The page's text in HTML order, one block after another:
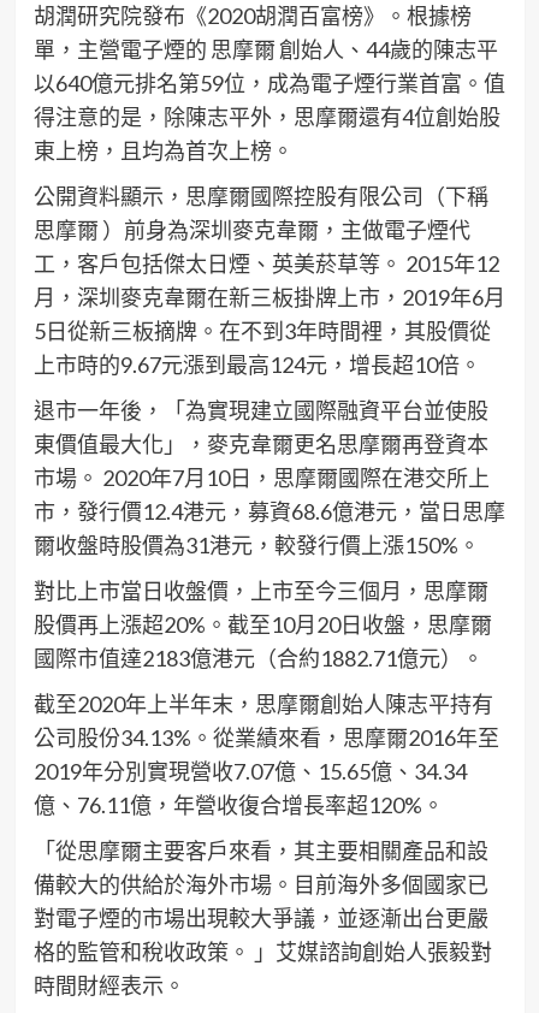
胡潤研究院發布《2020胡潤百富榜》。根據榜
單，主營電子煙的 思摩爾 創始人、44歲的陳志平
以640億元排名第59位，成為電子煙行業首富。值
得注意的是，除陳志平外，思摩爾還有4位創始股
東上榜，且均為首次上榜。
公開資料顯示，思摩爾國際控股有限公司（下稱
思摩爾 ）前身為深圳麥克韋爾，主做電子煙代
工，客戶包括傑太日煙、英美菸草等。 2015年12
月，深圳麥克韋爾在新三板掛牌上市，2019年6月
5日從新三板摘牌。在不到3年時間裡，其股價從
上市時的9.67元漲到最高124元，增長超10倍。
退市一年後，「為實現建立國際融資平台並使股
東價值最大化」，麥克韋爾更名思摩爾再登資本
市場。 2020年7月10日，思摩爾國際在港交所上
市，發行價12.4港元，募資68.6億港元，當日思摩
爾收盤時股價為31港元，較發行價上漲150%。
對比上市當日收盤價，上市至今三個月，思摩爾
股價再上漲超20%。截至10月20日收盤，思摩爾
國際市值達2183億港元（合約1882.71億元）。
截至2020年上半年末，思摩爾創始人陳志平持有
公司股份34.13%。從業績來看，思摩爾2016年至
2019年分別實現營收7.07億、15.65億、34.34
億、76.11億，年營收復合增長率超120%。
「從思摩爾主要客戶來看，其主要相關產品和設
備較大的供給於海外市場。目前海外多個國家已
對電子煙的市場出現較大爭議，並逐漸出台更嚴
格的監管和稅收政策。 」艾媒諮詢創始人張毅對
時間財經表示。